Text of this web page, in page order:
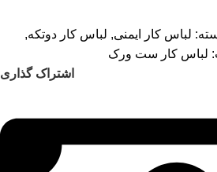
لباس کار ایمنی, لباس کار دوتکه,
لباس کار ست ورک
اشتراک گذاری